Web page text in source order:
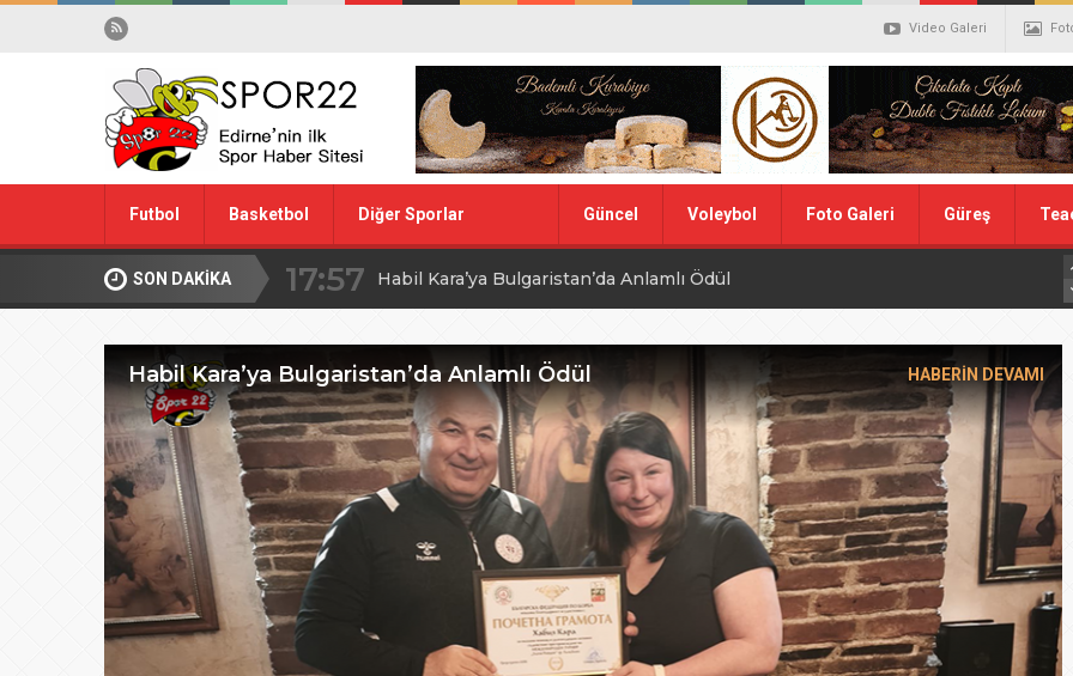
Video Galeri
Futbol Basketbol Diğer Sporlar Güncel Voleybol Foto Galeri Güreş
SON DAKİKA
17:57 Habil Kara’ya Bulgaristan’da Anlamlı Ödül
10:28 Midi Voleybolda finalistler belli oldu
20:00
09:30 MİLLİ TAKIM İÇİ İDDİALIYIZ
08:00 Ağa Adayının Acı Günü
20:00 ŞAHİ’DEN KADIN MİLLİ TAKIMINA TEŞEKKÜR
08:20 Buca Deplasmanında Kayıp
20:20 Namazı beklerken Hakk’a yürüdü
Habil Kara’ya Bulgaristan’da Anlamlı Ödül HABERİN DEVAMI